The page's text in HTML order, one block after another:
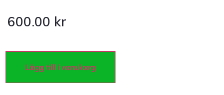
600.00 kr
Lägg till i varukorg